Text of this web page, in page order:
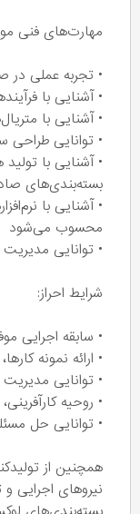
مهارت‌های فنی
• تجربه عملی در
• آشنایی با
• آشنایی با
• توانایی طراحی
• آشنایی با
بسته‌بندی‌های
• آشنایی با
محسوب می‌شود
• توانایی
شرایط احراز:
• سابقه اجرایی
• ارائه نمونه
• توانایی مدیریت
• روحیه
• توانایی حل
همچنین از
نیروهای اجرایی